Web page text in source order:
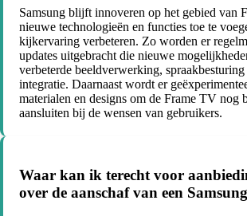
Samsung blijft innoveren op het gebied van
nieuwe technologieën en functies toe te
kijkervaring verbeteren. Zo worden er
updates uitgebracht die nieuwe
verbeterde beeldverwerking,
integratie. Daarnaast wordt er
materialen en designs om de Frame TV nog
aansluiten bij de wensen van gebruikers.
Waar kan ik terecht voor
over de aanschaf van een